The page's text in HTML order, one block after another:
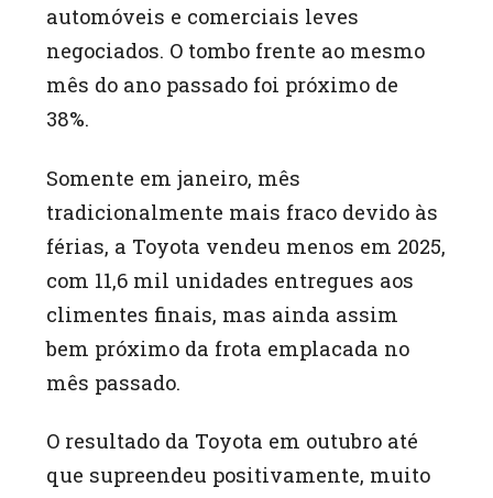
automóveis e comerciais leves
negociados. O tombo frente ao mesmo
mês do ano passado foi próximo de
38%.
Somente em janeiro, mês
tradicionalmente mais fraco devido às
férias, a Toyota vendeu menos em 2025,
com 11,6 mil unidades entregues aos
climentes finais, mas ainda assim
bem próximo da frota emplacada no
mês passado.
O resultado da Toyota em outubro até
que supreendeu positivamente, muito